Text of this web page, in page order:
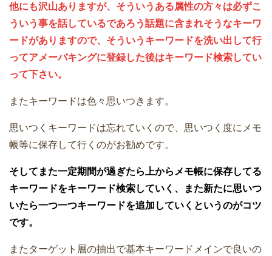
他にも沢山ありますが、そういうある属性の方々は必ずこ
ういう事を話しているであろう話題に含まれそうなキーワ
ードがありますので、そういうキーワードを洗い出して行
ってアメーバキングに登録した後はキーワード検索してい
って下さい。
またキーワードは色々思いつきます。
思いつくキーワードは忘れていくので、思いつく度にメモ
帳等に保存して行くのがお勧めです。
そしてまた一定期間が過ぎたら上からメモ帳に保存してる
キーワードをキーワード検索していく、また新たに思いつ
いたら一つ一つキーワードを追加していくというのがコツ
です。
またターゲット層の抽出で基本キーワードメインで良いの